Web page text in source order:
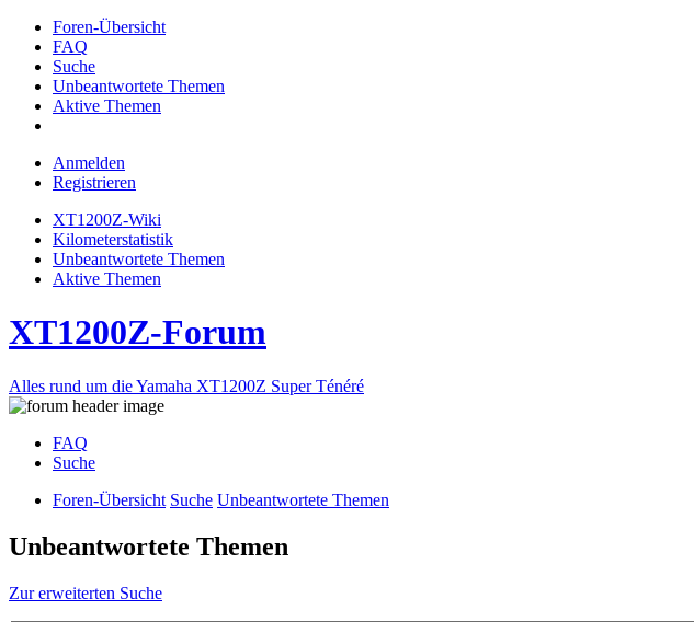
Foren-Übersicht
FAQ
Suche
Unbeantwortete Themen
Aktive Themen
Anmelden
Registrieren
XT1200Z-Wiki
Kilometerstatistik
Unbeantwortete Themen
Aktive Themen
XT1200Z-Forum
Alles rund um die Yamaha XT1200Z Super Ténéré
FAQ
Suche
Foren-Übersicht Suche Unbeantwortete Themen
Unbeantwortete Themen
Zur erweiterten Suche